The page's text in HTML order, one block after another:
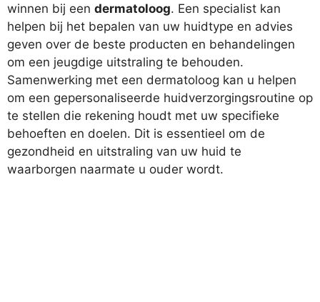
winnen bij een dermatoloog. Een specialist kan
helpen bij het bepalen van uw huidtype en advies
geven over de beste producten en behandelingen
om een jeugdige uitstraling te behouden.
Samenwerking met een dermatoloog kan u helpen
om een gepersonaliseerde huidverzorgingsroutine op
te stellen die rekening houdt met uw specifieke
behoeften en doelen. Dit is essentieel om de
gezondheid en uitstraling van uw huid te
waarborgen naarmate u ouder wordt.